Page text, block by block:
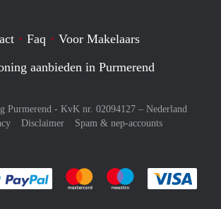
Faq
Voor Makelaars
aanbieden in Purmerend
Purmerend - KvK nr. 02094127 – Nederland
Disclaimer
Spam & nep-accounts
Je rekent gemakkelijk af met Paypal
Je rekent gemakkelijk af met
Je rekent